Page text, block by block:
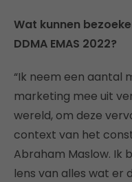
Wat kunnen
DDMA EMAS 2022?
“Ik neem een aantal
marketing mee uit
wereld, om deze
context van het
Abraham Maslow. Ik
lens van alles wat er